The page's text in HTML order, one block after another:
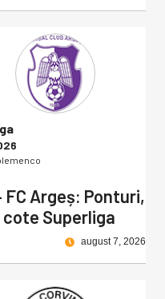
Argeș: Ponturi,
Superliga
august 7, 2026